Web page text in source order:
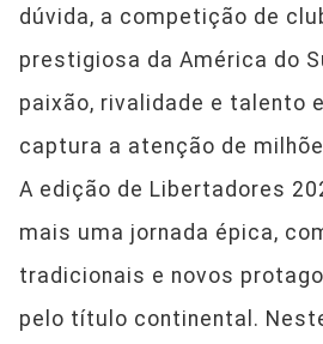
dúvida, a competição de
prestigiosa da América do
paixão, rivalidade e talento
captura a atenção de
A edição de Libertadores
mais uma jornada épica,
tradicionais e novos
pelo título continental.